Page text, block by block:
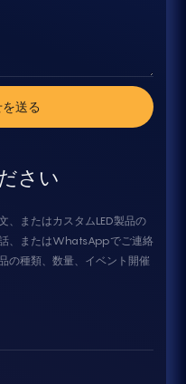
送る
さい
、またはカスタムLED製品の
、またはWhatsAppでご連絡
の種類、数量、イベント開催